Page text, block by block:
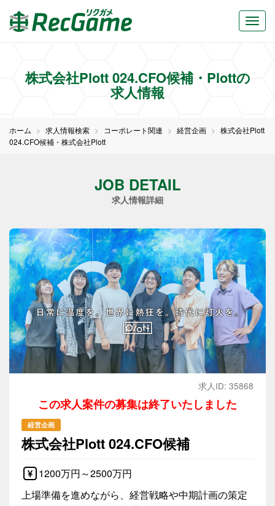
株式会社Plott 024.CFO候補・Plottの
求人情報
ホーム 求人情報検索 コーポレート関連 経営企画
株式会社Plott
024.CFO候補・株式会社Plott
JOB DETAIL
求人情報詳細
求人ID: 35868
この求人案件の募集は終了いたしました
経営企画
株式会社Plott 024.CFO候補
1200万円～2500万円
上場準備を進めながら、経営戦略や中期計画の策定